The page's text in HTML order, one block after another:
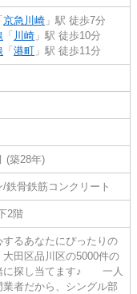
京急川崎 」駅 徒歩7分
「 川崎 」駅 徒歩10分
「 港町 」駅 徒歩11分
(築28年)
/鉄骨鉄筋コンクリート
2階
するあなたにぴったりの
大田区品川区の5000件の
に探し当てます♪ 一人
業者だから、シングル部